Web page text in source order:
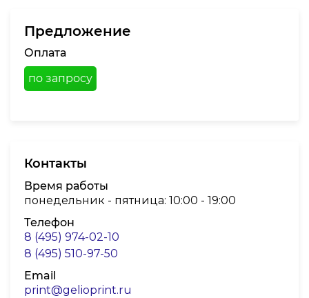
Предложение
Оплата
по запросу
Контакты
Время работы
понедельник - пятница: 10:00 - 19:00
Телефон
8 (495) 974-02-10
8 (495) 510-97-50
Email
print@gelioprint.ru